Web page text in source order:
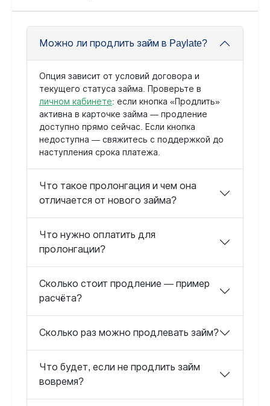
Можно ли продлить займ в Paylate?
Опция зависит от условий договора и
текущего статуса займа. Проверьте в
личном кабинете: если кнопка «Продлить»
активна в карточке займа — продление
доступно прямо сейчас. Если кнопка
недоступна — свяжитесь с поддержкой до
наступления срока платежа.
Что такое пролонгация и чем она
отличается от нового займа?
Что нужно оплатить для
пролонгации?
Сколько стоит продление — пример
расчёта?
Сколько раз можно продлевать займ?
Что будет, если не продлить займ
вовремя?